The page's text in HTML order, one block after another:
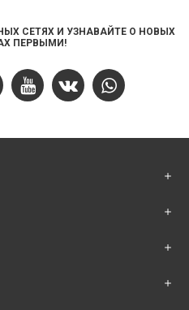
СЕТЯХ И УЗНАВАЙТЕ О НОВЫХ
ПЕРВЫМИ!